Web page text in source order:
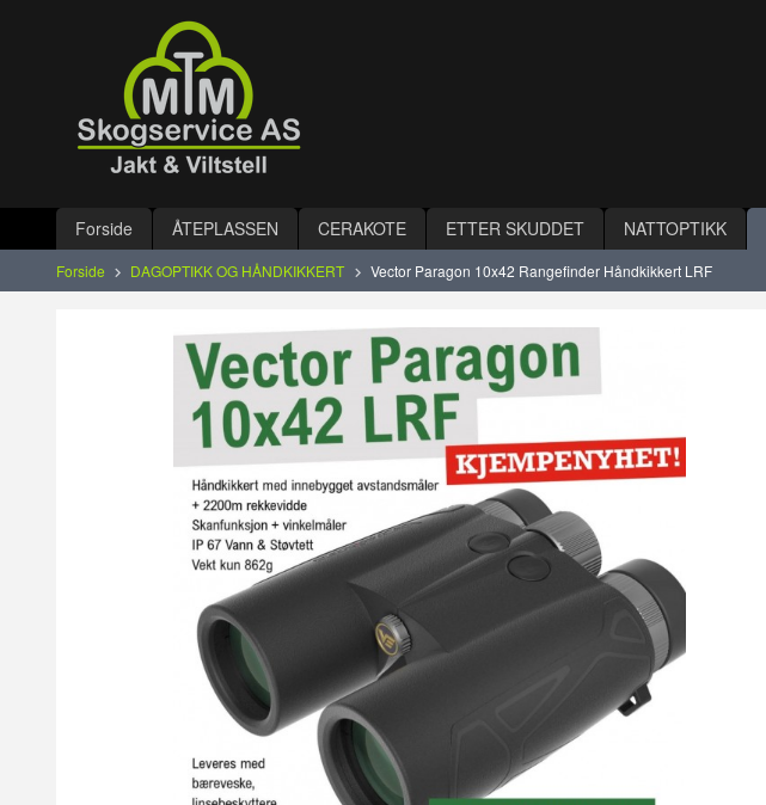
Produkter
Forside ÅTEPLASSEN CERAKOTE ETTER SKUDDET NATTOPTIKK
Forside DAGOPTIKK OG HÅNDKIKKERT Vector Paragon 10x42 Rangefinder Håndkikkert LRF